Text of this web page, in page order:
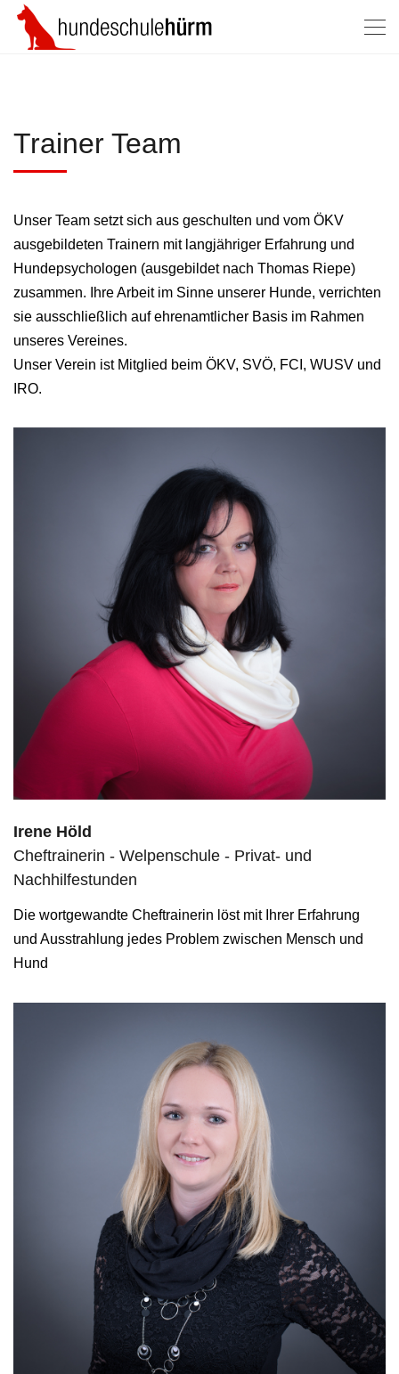
Trainer Team
Unser Team setzt sich aus geschulten und vom ÖKV
ausgebildeten Trainern mit langjähriger Erfahrung und
Hundepsychologen (ausgebildet nach Thomas Riepe)
zusammen. Ihre Arbeit im Sinne unserer Hunde, verrichten
sie ausschließlich auf ehrenamtlicher Basis im Rahmen
unseres Vereines.
Unser Verein ist Mitglied beim ÖKV, SVÖ, FCI, WUSV und
IRO.
Irene Höld
Cheftrainerin - Welpenschule - Privat- und
Nachhilfestunden
Die wortgewandte Cheftrainerin löst mit Ihrer Erfahrung
und Ausstrahlung jedes Problem zwischen Mensch und
Hund